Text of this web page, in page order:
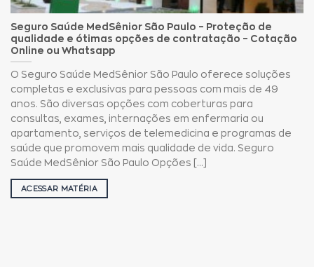
Seguro Saúde MedSênior São Paulo – Proteção de
qualidade e ótimas opções de contratação – Cotação
Online ou Whatsapp
O Seguro Saúde MedSênior São Paulo oferece soluções
completas e exclusivas para pessoas com mais de 49
anos. São diversas opções com coberturas para
consultas, exames, internações em enfermaria ou
apartamento, serviços de telemedicina e programas de
saúde que promovem mais qualidade de vida. Seguro
Saúde MedSênior São Paulo Opções [...]
ACESSAR MATÉRIA